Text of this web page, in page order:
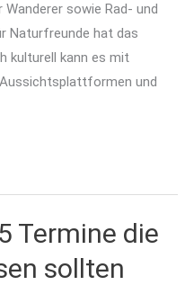
sowie Rad- und
Naturfreunde hat das
kulturell kann es mit
und
Termine die
sollten